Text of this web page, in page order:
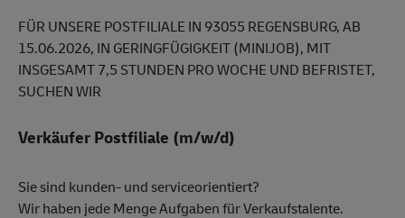
FÜR UNSERE POSTFILIALE IN 93055 REGENSBURG, AB
15.06.2026, IN GERINGFÜGIGKEIT (MINIJOB), MIT
INSGESAMT 7,5 STUNDEN PRO WOCHE UND BEFRISTET,
SUCHEN WIR
Verkäufer Postfiliale (m/w/d)
Sie sind kunden- und serviceorientiert?
Wir haben jede Menge Aufgaben für Verkaufstalente.